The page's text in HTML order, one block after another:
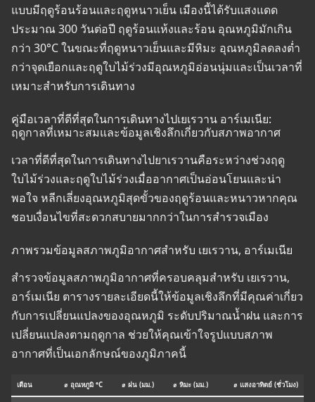
แบบมีฤดูร้อนร้อนและฤดูหนาวเย็น เมืองนี้ได้รับแสงแดด
ประมาณ 300 วันต่อปี ฤดูร้อนแห้งและร้อน อุณหภูมิมักเกิน
กว่า 30°C ในขณะที่ฤดูหนาวเย็นและมีหิมะ อุณหภูมิลดลงต่ำ
กว่าจุดเยือกและฤดูใบไม้ร่วงมีอุณหภูมิอ่อนนุ่มและเป็นเวลาที่
เหมาะสำหรับการเดินทาง
คู่มือเวลาที่ดีที่สุดในการเดินทางไปเยเรวาน อาร์เมเนีย:
ฤดูกาลที่เหมาะสมและข้อมูลเชิงลึกเกี่ยวกับสภาพอากาศ
เวลาที่ดีที่สุดในการเดินทางไปยาเรวานคือระหว่างช่วงฤดู
ใบไม้ร่วงและฤดูใบไม้ร่วงเมื่ออากาศเป็นอ่อนโยนและน่า
พอใจ หลีกเลี่ยงอุณหภูมิสุดขั้วของฤดูร้อนและหนาวหากคุณ
ชอบเงื่อนไขที่สะดวกสบายมากกว่าในการสำรวจเมือง
ภาพรวมข้อมูลสภาพภูมิอากาศสำหรับ เยเรวาน, อาร์เมเนีย
สำรวจข้อมูลสภาพภูมิอากาศที่ครอบคลุมสำหรับ เยเรวาน,
อาร์เมเนีย ตารางรายละเอียดนี้ให้ข้อมูลเชิงลึกที่มีคุณค่าเกี่ยว
กับการเปลี่ยนแปลงของอุณหภูมิ ระดับปริมาณน้ำฝน และการ
เปลี่ยนแปลงตามฤดูกาล ช่วยให้คุณเข้าใจรูปแบบสภาพ
อากาศที่เป็นเอกลักษณ์ของภูมิภาคนี้
เดือน ⌀ อุณหภูมิ °C ⌀ ฝน (มม.) ⌀ หิมะ (มม.) ⌀ แสงอาทิตย์ (ชั่วโมง)